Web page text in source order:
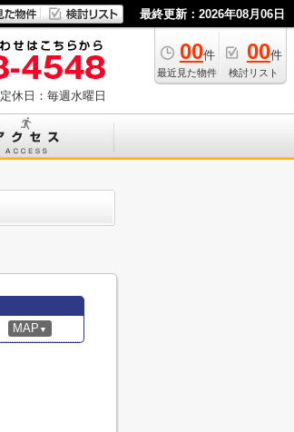
最終更新：2026年08月06日
00件
最近見た物件
00件
検討リスト
定休日：毎週水曜日
MAP ▼